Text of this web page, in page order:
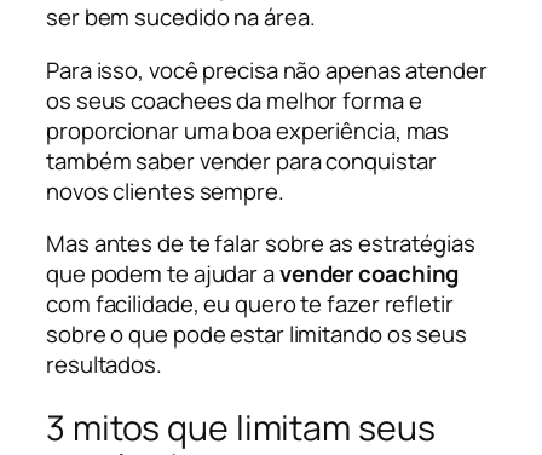
ser bem sucedido na área.
Para isso, você precisa não apenas atender
os seus coachees da melhor forma e
proporcionar uma boa experiência, mas
também saber vender para conquistar
novos clientes sempre.
Mas antes de te falar sobre as estratégias
que podem te ajudar avender coaching
com facilidade, eu quero te fazer refletir
sobre o que pode estar limitando os seus
resultados.
3 mitos que limitam seus